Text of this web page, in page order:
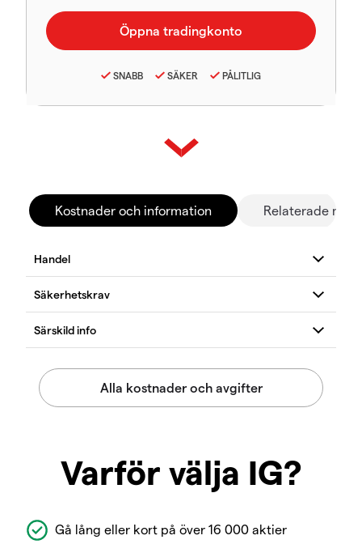
SNABB SÄKER PÅLITLIG
Kostnader och information Relaterade
Varför välja IG?
Gå lång eller kort på över 16 000 aktier